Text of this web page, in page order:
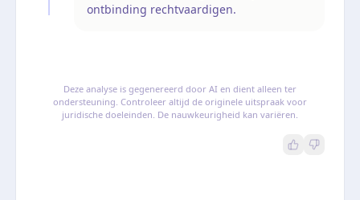
ontbinding rechtvaardigen.
Deze analyse is gegenereerd door AI en dient alleen ter
ondersteuning. Controleer altijd de originele uitspraak voor
juridische doeleinden. De nauwkeurigheid kan variëren.